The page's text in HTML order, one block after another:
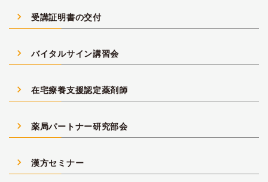
navigate_next 受講証明書の交付
navigate_next バイタルサイン講習会
navigate_next 在宅療養支援認定薬剤師
navigate_next 薬局パートナー研究部会
navigate_next 漢方セミナー